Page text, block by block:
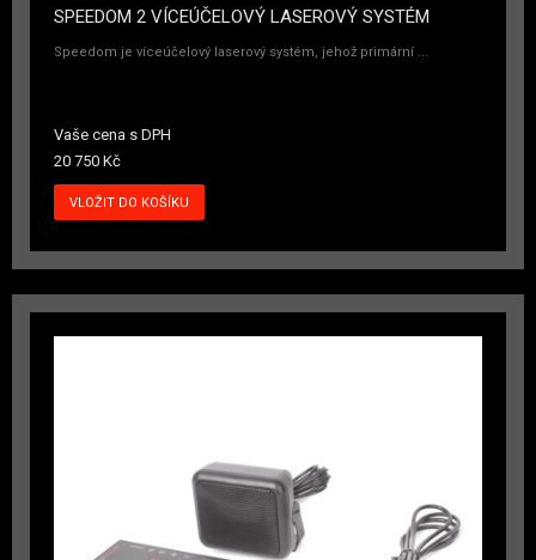
SPEEDOM 2 VÍCEÚČELOVÝ LASEROVÝ SYSTÉM
Speedom je víceúčelový laserový systém, jehož primární ...
Vaše cena s DPH
20 750 Kč